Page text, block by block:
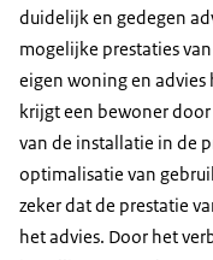
duidelijk en gedegen
mogelijke prestaties
eigen woning en advies
krijgt een bewoner
van de installatie in de
optimalisatie van
zeker dat de prestatie
het advies. Door het